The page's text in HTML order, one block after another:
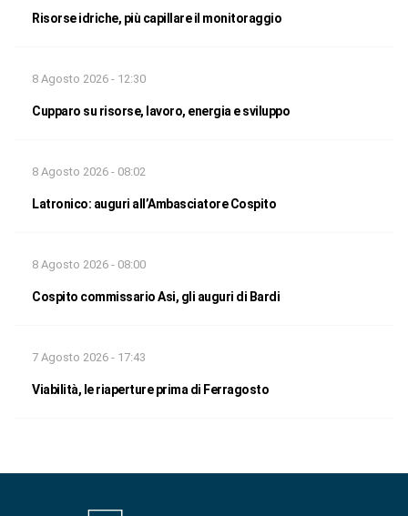
Risorse idriche, più capillare il monitoraggio
8 Agosto 2026 - 12:30
Cupparo su risorse, lavoro, energia e sviluppo
8 Agosto 2026 - 08:02
Latronico: auguri all’Ambasciatore Cospito
8 Agosto 2026 - 08:00
Cospito commissario Asi, gli auguri di Bardi
7 Agosto 2026 - 17:43
Viabilità, le riaperture prima di Ferragosto